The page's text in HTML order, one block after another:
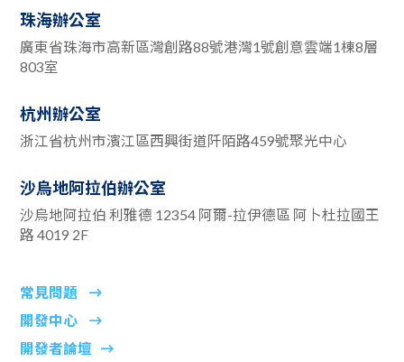
珠海辦公室
廣東省珠海市高新區灣創路88號港灣1號創意雲端1棟8層
803室
杭州辦公室
浙江省杭州市濱江區西興街道阡陌路459號聚光中心
沙烏地阿拉伯辦公室
沙烏地阿拉伯 利雅德 12354 阿爾-拉伊德區 阿卜杜拉國王
路 4019 2F
常見問題
開發中心
開發者論壇